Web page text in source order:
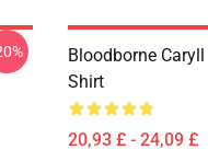
Bloodborne
Shirt
20,93 £ - 24,09 £